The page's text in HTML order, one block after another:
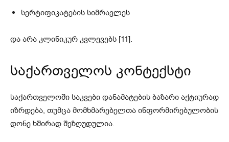
სერტიფიკატების სიმრავლეს
და არა კლინიკურ კვლევებს [11].
საქართველოს კონტექსტი
საქართველოში საკვები დანამატების ბაზარი აქტიურად
იზრდება, თუმცა მომხმარებელთა ინფორმირებულობის
დონე ხშირად შეზღუდულია.